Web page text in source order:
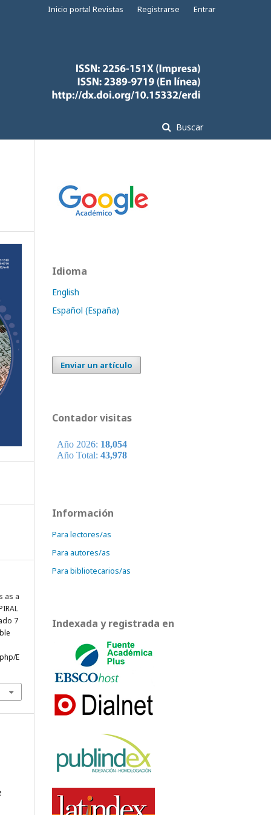
Buscar
Inicio portal Revistas Registrarse Entrar
as a
7
E
Idioma
English
Español (España)
Enviar un artículo
Contador visitas
Información
Para lectores/as
Para autores/as
Para bibliotecarios/as
Indexada y registrada en